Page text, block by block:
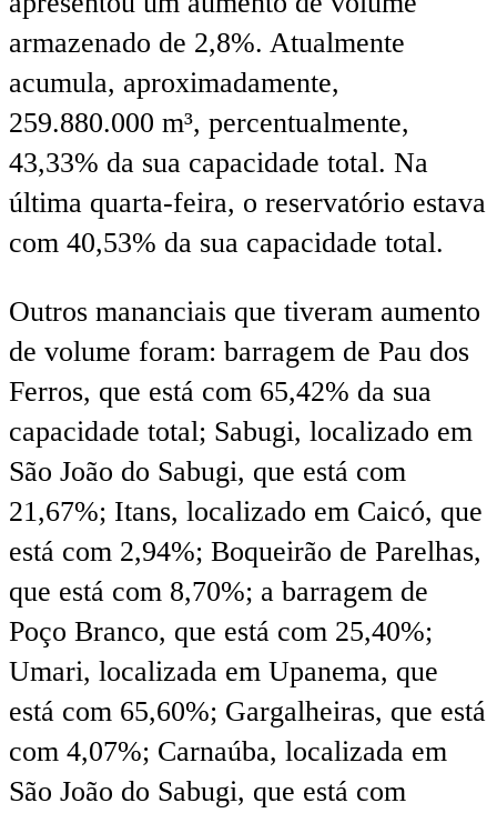
armazenado de 2,8%. Atualmente
acumula, aproximadamente,
259.880.000 m³, percentualmente,
43,33% da sua capacidade total. Na
última quarta-feira, o reservatório estava
com 40,53% da sua capacidade total.
Outros mananciais que tiveram aumento
de volume foram: barragem de Pau dos
Ferros, que está com 65,42% da sua
capacidade total; Sabugi, localizado em
São João do Sabugi, que está com
21,67%; Itans, localizado em Caicó, que
está com 2,94%; Boqueirão de Parelhas,
que está com 8,70%; a barragem de
Poço Branco, que está com 25,40%;
Umari, localizada em Upanema, que
está com 65,60%; Gargalheiras, que está
com 4,07%; Carnaúba, localizada em
São João do Sabugi, que está com